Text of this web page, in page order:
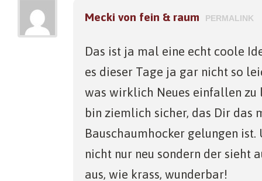
Mecki von fein & raum PERMALINK
Das ist ja mal eine echt coole
es dieser Tage ja gar nicht so
was wirklich Neues einfallen zu
bin ziemlich sicher, das Dir das
Bauschaumhocker gelungen ist.
nicht nur neu sondern der sieht
aus, wie krass, wunderbar!